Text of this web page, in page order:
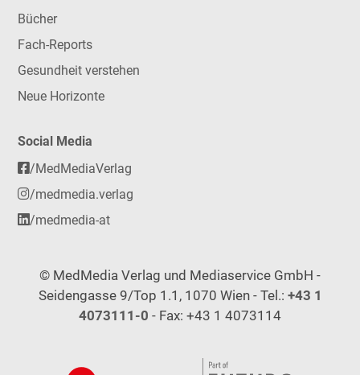
Bücher
Fach-Reports
Gesundheit verstehen
Neue Horizonte
Social Media
/MedMediaVerlag
/medmedia.verlag
/medmedia-at
© MedMedia Verlag und Mediaservice GmbH -
Seidengasse 9/Top 1.1, 1070 Wien - Tel.: +43 1
4073111-0 - Fax: +43 1 4073114